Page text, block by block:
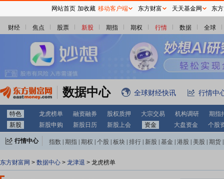
财经 焦点 股票 新股 期指 期权 行情 数据 全球
数据中心 全球财经快讯 行情中
特色 龙虎榜单 融资融券 股权质押 大宗交易 机构调研
期指
新股
新股申购 新股日历 新股上会 资金 大盘资金 个股
行情中心 指数 期指 期权 个股 板块 排行 新股 基金 港股 美股 期货
东方财富网 > 数据中心 > 龙津退 > 龙虎榜单
网站首页 加收藏 移动客户端 东方财富 天天基金网 东